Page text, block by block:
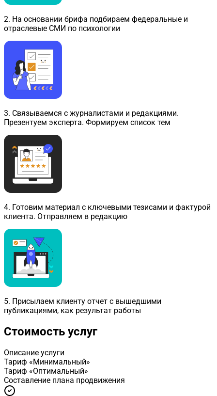
2. На основании брифа подбираем федеральные и
отраслевые СМИ по психологии
3. Связываемся с журналистами и редакциями.
Презентуем эксперта. Формируем список тем
4. Готовим материал с ключевыми тезисами и фактурой
клиента. Отправляем в редакцию
5. Присылаем клиенту отчет с вышедшими
публикациями, как результат работы
Стоимость услуг
Описание услуги
Тариф «Минимальный»
Тариф «Оптимальный»
Cоставление плана продвижения